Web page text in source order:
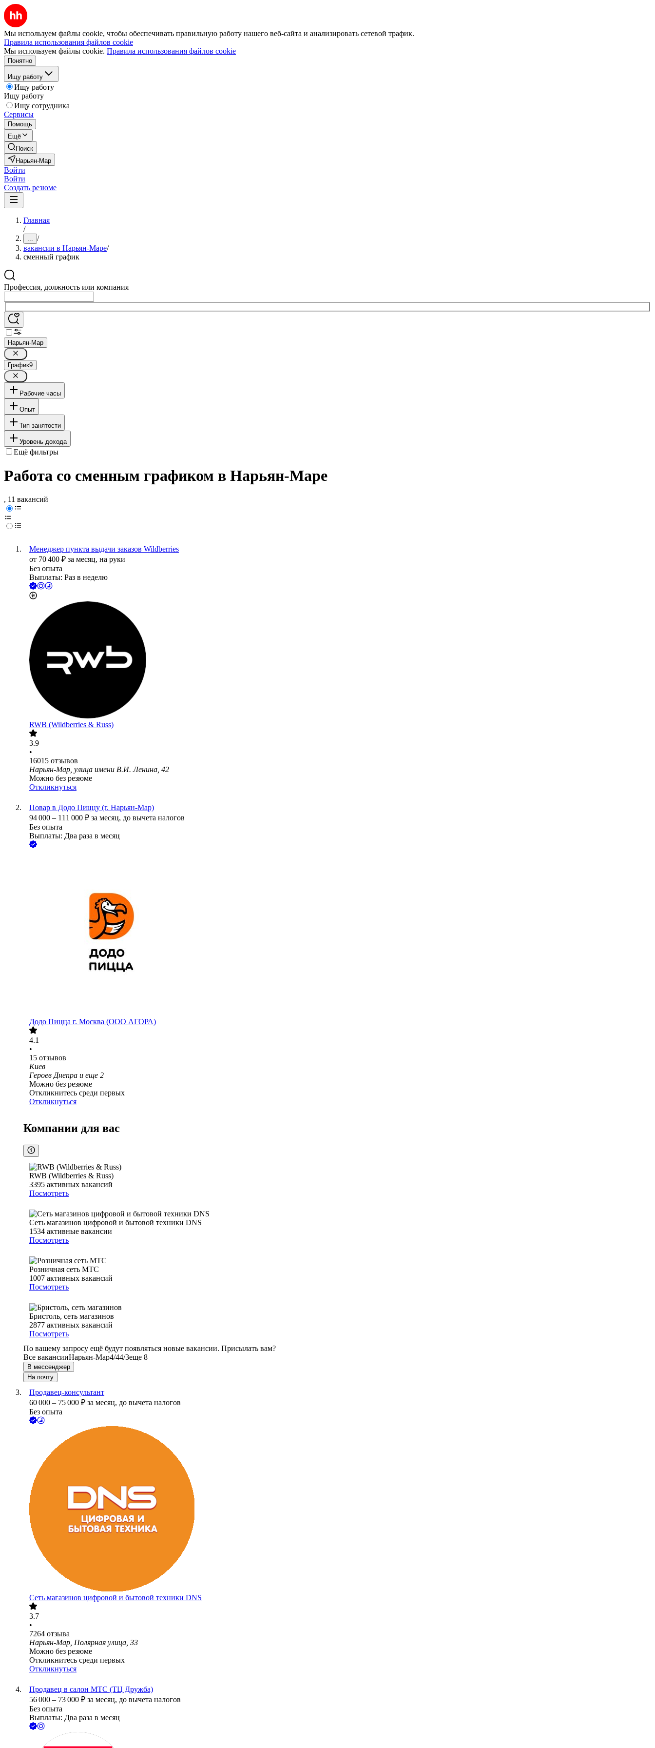
Мы используем файлы cookie, чтобы обеспечивать правильную работу нашего веб-сайта и анализировать сетевой трафик.
Правила использования файлов cookie
Мы используем файлы cookie. Правила использования файлов cookie
Понятно
Ищу работу
Ищу работу
Ищу работу
Ищу сотрудника
Сервисы
Помощь
Ещё
Поиск
Нарьян-Мар
Войти
Войти
Создать резюме
Главная
/
... /
вакансии в Нарьян-Маре/
сменный график
Профессия, должность или компания
Нарьян-Мар
График9
Рабочие часы
Опыт
Тип занятости
Уровень дохода
Ещё фильтры
Работа со сменным графиком в Нарьян-Маре
, 11 вакансий
Менеджер пункта выдачи заказов Wildberries
от 70 400 ₽ за месяц, на руки
Без опыта
Выплаты: Раз в неделю
RWB (Wildberries & Russ)
3.9
•
16015 отзывов
Нарьян-Мар, улица имени В.И. Ленина, 42
Можно без резюме
Откликнуться
Повар в Додо Пиццу (г. Нарьян-Мар)
94 000 – 111 000 ₽ за месяц, до вычета налогов
Без опыта
Выплаты: Два раза в месяц
Додо Пицца г. Москва (ООО АГОРА)
4.1
•
15 отзывов
Киев
Героев Днепра и еще 2
Можно без резюме
Откликнитесь среди первых
Откликнуться
Компании для вас
RWB (Wildberries & Russ)
3395 активных вакансий
Посмотреть
Сеть магазинов цифровой и бытовой техники DNS
1534 активные вакансии
Посмотреть
Розничная сеть МТС
1007 активных вакансий
Посмотреть
Бристоль, сеть магазинов
2877 активных вакансий
Посмотреть
По вашему запросу ещё будут появляться новые вакансии. Присылать вам?
Все вакансииНарьян-Мар4/44/3еще 8
В мессенджер
На почту
Продавец-консультант
60 000 – 75 000 ₽ за месяц, до вычета налогов
Без опыта
Сеть магазинов цифровой и бытовой техники DNS
3.7
•
7264 отзыва
Нарьян-Мар, Полярная улица, 33
Можно без резюме
Откликнитесь среди первых
Откликнуться
Продавец в салон МТС (ТЦ Дружба)
56 000 – 73 000 ₽ за месяц, до вычета налогов
Без опыта
Выплаты: Два раза в месяц